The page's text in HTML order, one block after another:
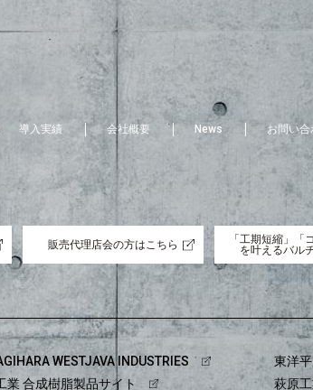
導入実績 会社概要 News お問い
販売代理店会の方はこちら
「工期短縮」「
を叶えるバル
WESTJAVA INDUSTRIES
東洋
業 合成樹脂製品サイト
萩原